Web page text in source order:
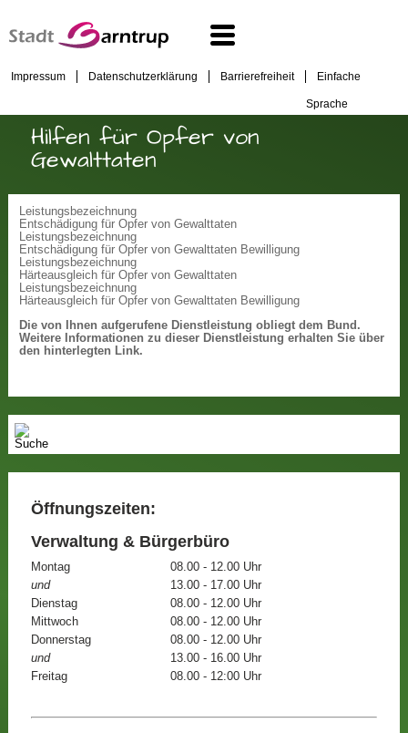
Impressum Datenschutzerklärung Barrierefreiheit Einfache
Sprache
Hilfen für Opfer von
Gewalttaten
Leistungsbezeichnung
Entschädigung für Opfer von Gewalttaten
Leistungsbezeichnung
Entschädigung für Opfer von Gewalttaten Bewilligung
Leistungsbezeichnung
Härteausgleich für Opfer von Gewalttaten
Leistungsbezeichnung
Härteausgleich für Opfer von Gewalttaten Bewilligung
Die von Ihnen aufgerufene Dienstleistung obliegt dem Bund.
Weitere Informationen zu dieser Dienstleistung erhalten Sie über
den hinterlegten Link.
Öffnungszeiten:
Verwaltung & Bürgerbüro
Montag
08.00 - 12.00 Uhr
und
13.00 - 17.00 Uhr
Dienstag
08.00 - 12.00 Uhr
Mittwoch
08.00 - 12.00 Uhr
Donnerstag
08.00 - 12.00 Uhr
und
13.00 - 16.00 Uhr
Freitag
08.00 - 12:00 Uhr